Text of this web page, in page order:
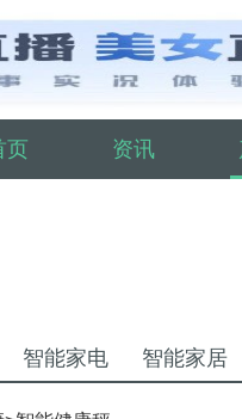
页 资讯
智能家电 智能家居